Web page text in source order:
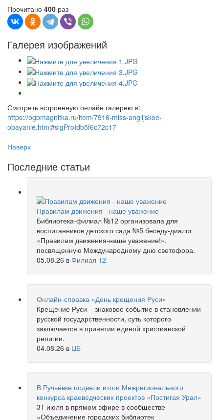
Прочитано 400 раз
Галерея изображений
Смотреть встроенную онлайн галерею в:
https://ogbmagnitka.ru/item/7916-miss-anglijskoe-
obayanie.html#sigProIdb5f6c72c17
Наверх
Последние статьи
Правилам движения - наше уважение
Библиотека-филиал №12 организовала для
воспитанников детского сада №5 беседу-диалог
«Правилам движения-наше уважение!»,
посвященную Международному дню светофора.
05.08.26 в Филиал 12
Онлайн-справка «День крещения Руси»
Крещение Руси – знаковое событие в становлении
русской государственности, суть которого
заключается в принятии единой христианской
религии.
04.08.26 в ЦБ
В Ручьёвке подвели итоги Межрегионального
конкурса краеведческих проектов «Постигая Урал»
31 июля в прямом эфире в сообществе
«Объединение городских библиотек